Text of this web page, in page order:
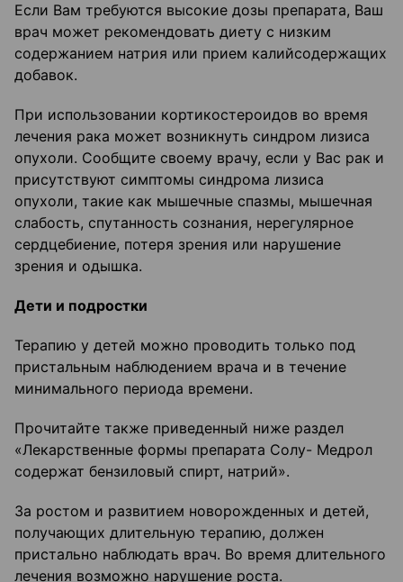
Если Вам требуются высокие дозы препарата, Ваш
врач может рекомендовать диету с низким
содержанием натрия или прием калийсодержащих
добавок.
При использовании кортикостероидов во время
лечения рака может возникнуть синдром лизиса
опухоли. Сообщите своему врачу, если у Вас рак и
присутствуют симптомы синдрома лизиса
опухоли, такие как мышечные спазмы, мышечная
слабость, спутанность сознания, нерегулярное
сердцебиение, потеря зрения или нарушение
зрения и одышка.
Дети и подростки
Терапию у детей можно проводить только под
пристальным наблюдением врача и в течение
минимального периода времени.
Прочитайте также приведенный ниже раздел
«Лекарственные формы препарата Солу- Медрол
содержат бензиловый спирт, натрий».
За ростом и развитием новорожденных и детей,
получающих длительную терапию, должен
пристально наблюдать врач. Во время длительного
лечения возможно нарушение роста.